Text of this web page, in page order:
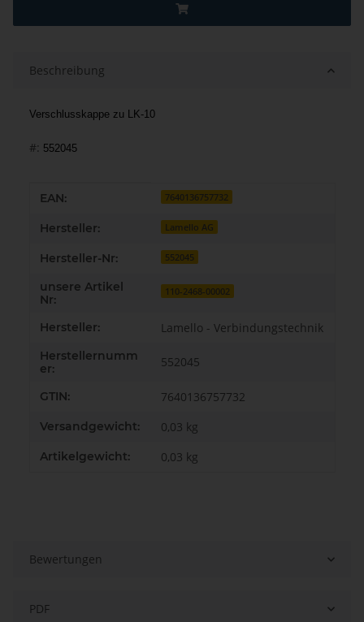
Beschreibung
Verschlusskappe zu LK-10
#: 552045
Produkteigenschaft
Wert
EAN: 7640136757732
Hersteller: Lamello AG
Hersteller-Nr: 552045
unsere Artikel
Nr:
110-2468-00002
Hersteller: Lamello - Verbindungstechnik
Herstellernumm
er:
552045
GTIN: 7640136757732
Versandgewicht: 0,03 kg
Artikelgewicht: 0,03 kg
Bewertungen
PDF